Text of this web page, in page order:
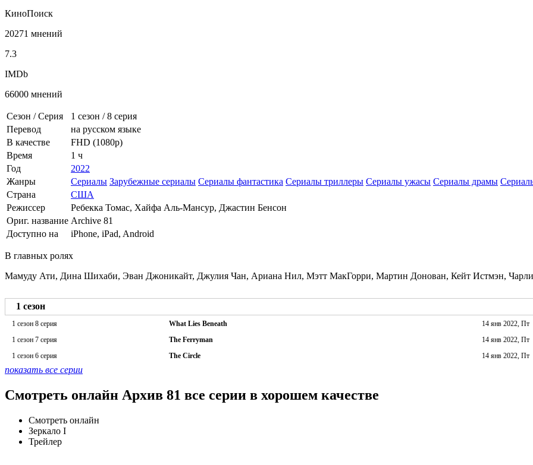
КиноПоиск
20271 мнений
7.3
IMDb
66000 мнений
Сезон / Серия 1 сезон /8 серия
Перевод
на русском языке
В качестве
FHD (1080p)
Время
1 ч
Год
2022
Жанры
Сериалы Зарубежные сериалы Сериалы фантастика Сериалы триллеры Сериалы ужасы Сериалы драмы
Страна
США
Режиссер
Ребекка Томас, Хайфа Аль-Мансур, Джастин Бенсон
Ориг. название Archive 81
Доступно на
iPhone, iPad, Android
В главных ролях
Мамуду Ати, Дина Шихаби, Эван Джоникайт, Джулия Чан, Ариана Нил, Мэтт МакГорри, Мартин Донован, Кейт Истмэн,
1 сезон
1 сезон 8 серия
What Lies Beneath 14 янв 2022, Пт
1 сезон 7 серия
The Ferryman 14 янв 2022, Пт
1 сезон 6 серия
The Circle 14 янв 2022, Пт
показать все серии
Смотреть онлайн Архив 81 все серии в хорошем качестве
Смотреть онлайн
Зеркало I
Трейлер